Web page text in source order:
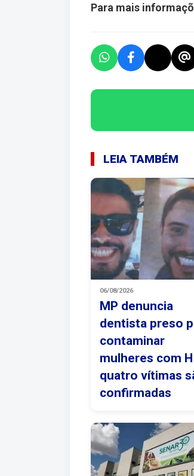
Para mais
LEIA TAMBÉM
06/08/2026
MP denuncia
dentista preso
contaminar
mulheres com
quatro vítimas
confirmadas